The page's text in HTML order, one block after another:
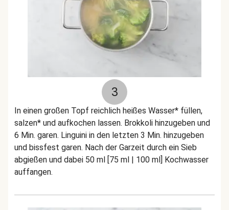
3
In einen großen Topf reichlich heißes Wasser* füllen,
salzen* und aufkochen lassen. Brokkoli hinzugeben und
6 Min. garen. Linguini in den letzten 3 Min. hinzugeben
und bissfest garen. Nach der Garzeit durch ein Sieb
abgießen und dabei 50 ml [75 ml | 100 ml] Kochwasser
auffangen.